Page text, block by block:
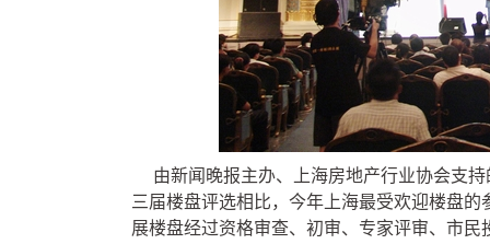
由新闻晚报主办、上海房地产行业协会支
三届楼盘评选相比，今年上海最受欢迎楼盘
展楼盘经过资格审查、初审、专家评审、市